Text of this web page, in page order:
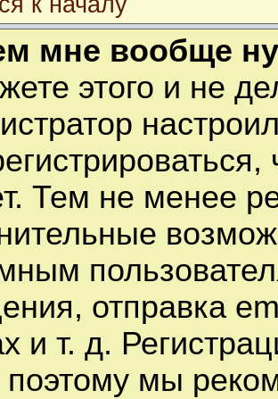
мне вообще
этого и не
Тем не менее
отправка
и т. д.
поэтому мы